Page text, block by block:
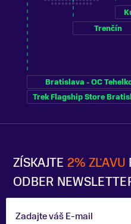
ZÍSKAJTE 2% ZĽAVU
ODBER
Zadajte váš E-mail
Bratislava - OC
Trek Flagship Store
Trenčín